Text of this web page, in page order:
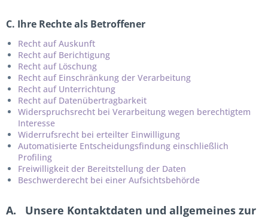
C. Ihre Rechte als Betroffener
Recht auf Auskunft
Recht auf Berichtigung
Recht auf Löschung
Recht auf Einschränkung der Verarbeitung
Recht auf Unterrichtung
Recht auf Datenübertragbarkeit
Widerspruchsrecht bei Verarbeitung wegen berechtigtem
Interesse
Widerrufsrecht bei erteilter Einwilligung
Automatisierte Entscheidungsfindung einschließlich
Profiling
Freiwilligkeit der Bereitstellung der Daten
Beschwerderecht bei einer Aufsichtsbehörde
A. Unsere Kontaktdaten und allgemeines zur